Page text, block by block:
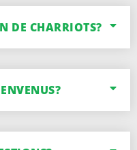
DE CHARRIOTS?